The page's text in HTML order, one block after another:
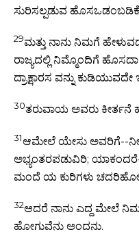
ಸುರಿಸಲ್ಪಡುವ
29ಮತ್ತು ನಾನು ನಿಮಗೆ
ರಾಜ್ಯದಲ್ಲಿ ನಿಮ್ಮೊಂದಿಗೆ
ದ್ರಾಕ್ಷಾರಸ ವನ್ನು
30ತರುವಾಯ ಅವರು ಕೀರ್ತನೆ
31ಆಮೇಲೆ ಯೇಸು ಅವರಿಗೆ--
ಅಭ್ಯಂತರಪಡುವಿರಿ;
ಮಂದೆ ಯ ಕುರಿಗಳು
32ಆದರೆ ನಾನು ಎದ್ದ ಮೇಲೆ
ಹೋಗುವೆನು ಅಂದನು.